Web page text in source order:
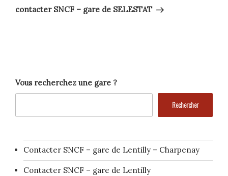
suivant
contacter SNCF – gare de SELESTAT
Vous recherchez une gare ?
Rechercher
Contacter SNCF – gare de Lentilly – Charpenay
Contacter SNCF – gare de Lentilly